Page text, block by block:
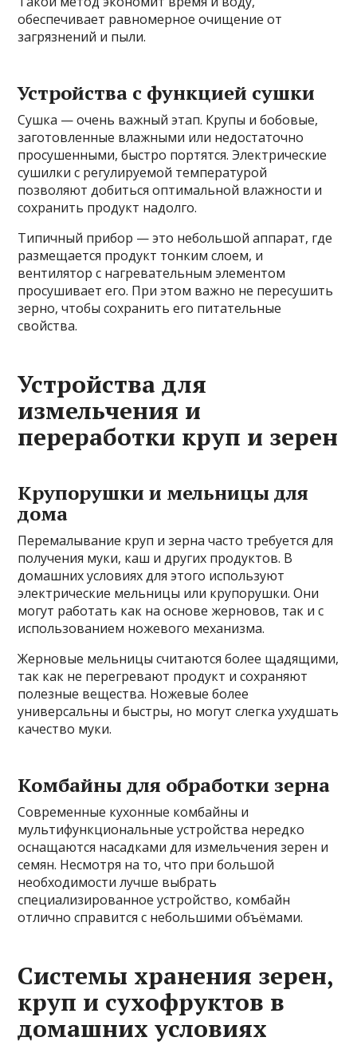
обеспечивает равномерное очищение от
загрязнений и пыли.
Устройства с функцией сушки
Сушка — очень важный этап. Крупы и бобовые,
заготовленные влажными или недостаточно
просушенными, быстро портятся. Электрические
сушилки с регулируемой температурой
позволяют добиться оптимальной влажности и
сохранить продукт надолго.
Типичный прибор — это небольшой аппарат, где
размещается продукт тонким слоем, и
вентилятор с нагревательным элементом
просушивает его. При этом важно не пересушить
зерно, чтобы сохранить его питательные
свойства.
Устройства для
измельчения и
переработки круп и зерен
Крупорушки и мельницы для
дома
Перемалывание круп и зерна часто требуется для
получения муки, каш и других продуктов. В
домашних условиях для этого используют
электрические мельницы или крупорушки. Они
могут работать как на основе жерновов, так и с
использованием ножевого механизма.
Жерновые мельницы считаются более щадящими,
так как не перегревают продукт и сохраняют
полезные вещества. Ножевые более
универсальны и быстры, но могут слегка ухудшать
качество муки.
Комбайны для обработки зерна
Современные кухонные комбайны и
мультифункциональные устройства нередко
оснащаются насадками для измельчения зерен и
семян. Несмотря на то, что при большой
необходимости лучше выбрать
специализированное устройство, комбайн
отлично справится с небольшими объёмами.
Системы хранения зерен,
круп и сухофруктов в
домашних условиях